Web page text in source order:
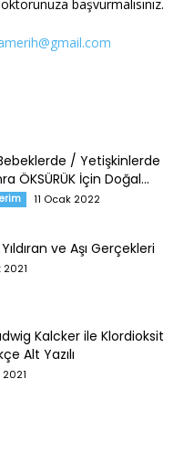
başvurmalısınız.
/ Yetişkinlerde
ÖKSÜRÜK İçin Doğal...
11 Ocak 2022
ve Aşı Gerçekleri
Kalcker ile Klordioksit
Alt Yazılı